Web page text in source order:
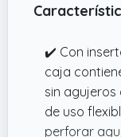
✔️ Con
caja
sin agujeros
de uso
perforar